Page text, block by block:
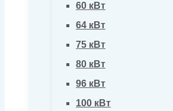
60 кВт
64 кВт
75 кВт
80 кВт
96 кВт
100 кВт